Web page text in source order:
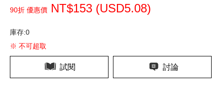
90折 優惠價 NT$153 (USD5.08)
庫存:0
※ 不可超取
試閱 討論